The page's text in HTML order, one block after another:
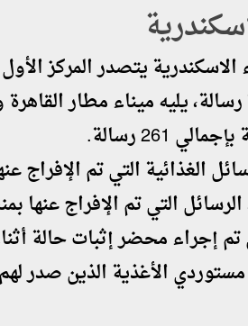
الاسكندرية يتصدر المركز
261 رسالة.
الأغذية الذين صدر لهم